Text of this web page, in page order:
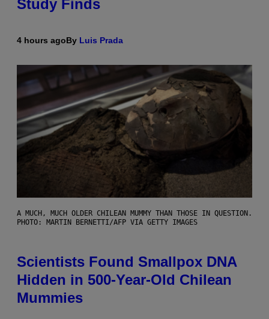
Study Finds
4 hours agoBy Luis Prada
A MUCH, MUCH OLDER CHILEAN MUMMY THAN THOSE IN QUESTION.
PHOTO: MARTIN BERNETTI/AFP VIA GETTY IMAGES
Scientists Found Smallpox DNA
Hidden in 500-Year-Old Chilean
Mummies